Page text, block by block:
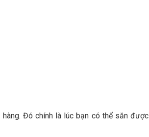
Đó chính là lúc bạn có thể săn được